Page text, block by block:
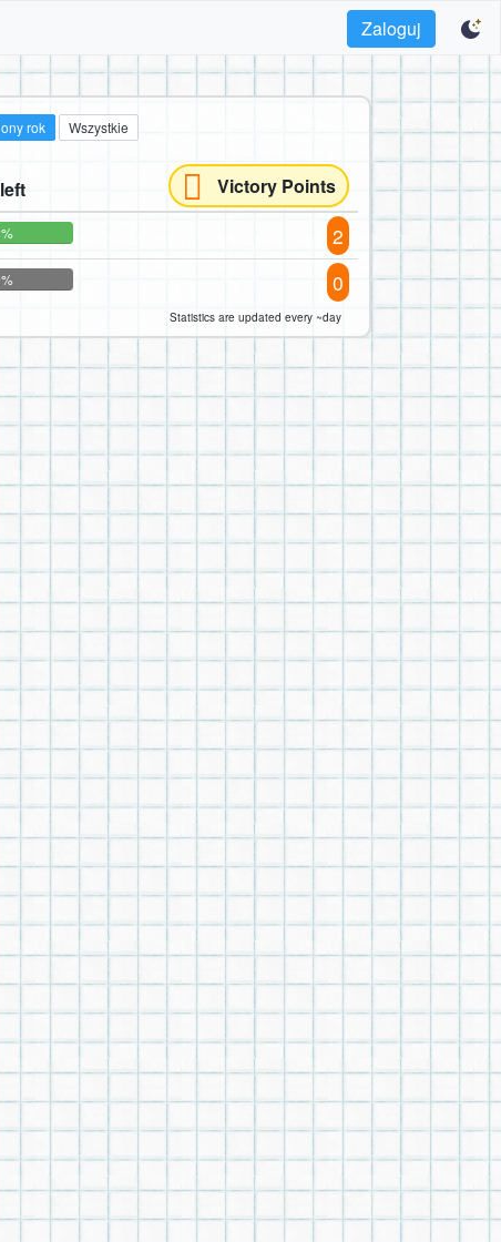
Zaloguj
rok Wszystkie
Victory Points
2
0
Statistics are updated every ~day